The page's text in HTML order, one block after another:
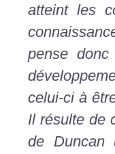
atteint les
pense
celui-ci à
Il résulte de
de Duncan